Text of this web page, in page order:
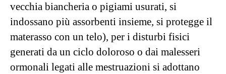
vecchia biancheria o pigiami usurati, si
indossano più assorbenti insieme, si protegge il
materasso con un telo), per i disturbi fisici
generati da un ciclo doloroso o dai malesseri
ormonali legati alle mestruazioni si adottano